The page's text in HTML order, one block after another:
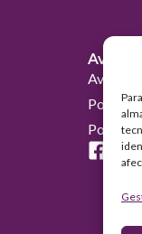
Avisos
Aviso
Política
Política